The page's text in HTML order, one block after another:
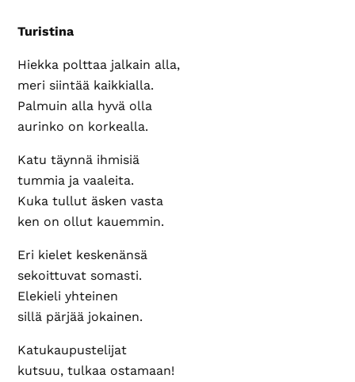
Turistina
Hiekka polttaa jalkain alla,
meri siintää kaikkialla.
Palmuin alla hyvä olla
aurinko on korkealla.
Katu täynnä ihmisiä
tummia ja vaaleita.
Kuka tullut äsken vasta
ken on ollut kauemmin.
Eri kielet keskenänsä
sekoittuvat somasti.
Elekieli yhteinen
sillä pärjää jokainen.
Katukaupustelijat
kutsuu, tulkaa ostamaan!